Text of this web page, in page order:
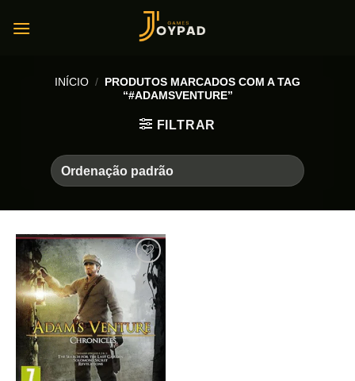
INÍCIO / PRODUTOS MARCADOS COM A TAG
“#ADAMSVENTURE”
FILTRAR